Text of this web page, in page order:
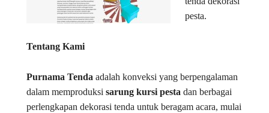
pesta.
Tentang Kami
Purnama Tenda adalah konveksi yang berpengalaman
dalam memproduksi sarung kursi pesta dan berbagai
perlengkapan dekorasi tenda untuk beragam acara, mulai